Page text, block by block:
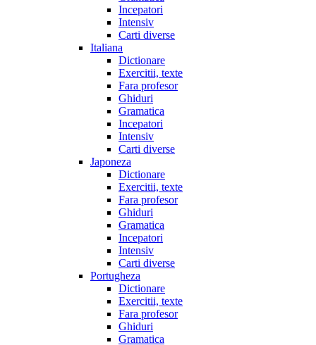
Incepatori
Intensiv
Carti diverse
Italiana
Dictionare
Exercitii, texte
Fara profesor
Ghiduri
Gramatica
Incepatori
Intensiv
Carti diverse
Japoneza
Dictionare
Exercitii, texte
Fara profesor
Ghiduri
Gramatica
Incepatori
Intensiv
Carti diverse
Portugheza
Dictionare
Exercitii, texte
Fara profesor
Ghiduri
Gramatica